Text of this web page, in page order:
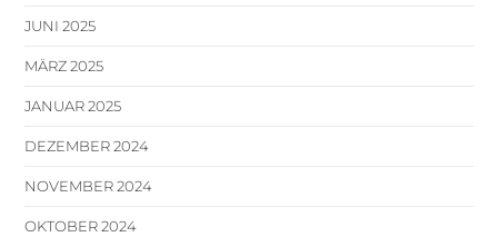
JUNI 2025
MÄRZ 2025
JANUAR 2025
DEZEMBER 2024
NOVEMBER 2024
OKTOBER 2024